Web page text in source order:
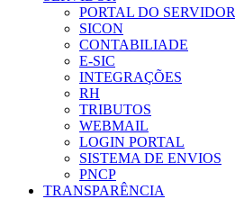
PORTAL DO SERVIDOR
SICON
CONTABILIADE
E-SIC
INTEGRAÇÕES
RH
TRIBUTOS
WEBMAIL
LOGIN PORTAL
SISTEMA DE ENVIOS
PNCP
TRANSPARÊNCIA